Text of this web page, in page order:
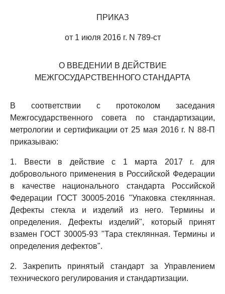
ПРИКАЗ
от 1 июля 2016 г. N 789-ст
О ВВЕДЕНИИ В ДЕЙСТВИЕ
МЕЖГОСУДАРСТВЕННОГО СТАНДАРТА
В соответствии с протоколом заседания
Межгосударственного совета по стандартизации,
метрологии и сертификации от 25 мая 2016 г. N 88-П
приказываю:
1. Ввести в действие с 1 марта 2017 г. для
добровольного применения в Российской Федерации
в качестве национального стандарта Российской
Федерации ГОСТ 30005-2016 "Упаковка стеклянная.
Дефекты стекла и изделий из него. Термины и
определения. Дефекты изделий", который принят
взамен ГОСТ 30005-93 "Тара стеклянная. Термины и
определения дефектов".
2. Закрепить принятый стандарт за Управлением
технического регулирования и стандартизации.